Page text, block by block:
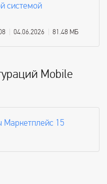
системой
04.06.2026 81.48 МБ
Mobile
15